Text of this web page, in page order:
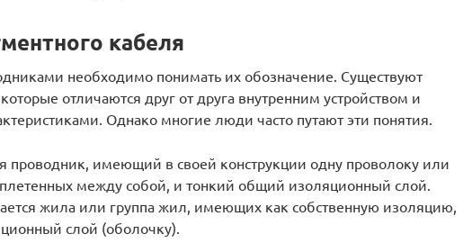
кабеля
необходимо понимать их обозначение. Существуют
отличаются друг от друга внутренним устройством и
Однако многие люди часто путают эти понятия.
проводник, имеющий в своей конструкции одну проволоку или
между собой, и тонкий общий изоляционный слой.
жила или группа жил, имеющих как собственную изоляцию,
слой (оболочку).